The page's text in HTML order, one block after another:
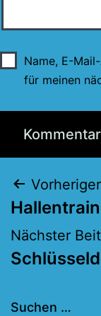
Name, E-
für meinen
Nächster
Suchen …